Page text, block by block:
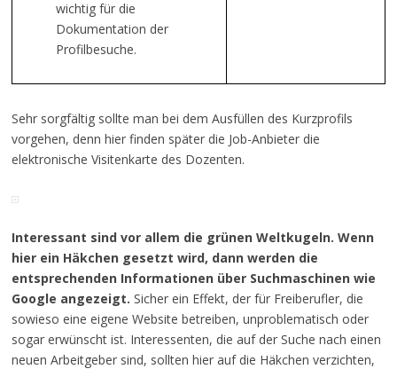
wichtig für die
Dokumentation der
Profilbesuche.
Sehr sorgfältig sollte man bei dem Ausfüllen des Kurzprofils
vorgehen, denn hier finden später die Job-Anbieter die
elektronische Visitenkarte des Dozenten.
Interessant sind vor allem die grünen Weltkugeln. Wenn
hier ein Häkchen gesetzt wird, dann werden die
entsprechenden Informationen über Suchmaschinen wie
Google angezeigt. Sicher ein Effekt, der für Freiberufler, die
sowieso eine eigene Website betreiben, unproblematisch oder
sogar erwünscht ist. Interessenten, die auf der Suche nach einen
neuen Arbeitgeber sind, sollten hier auf die Häkchen verzichten,